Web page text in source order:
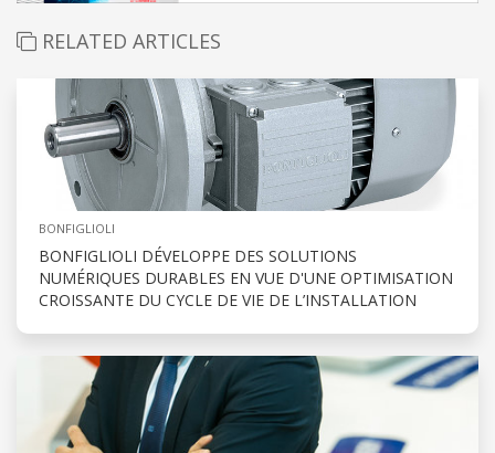
RELATED ARTICLES
BONFIGLIOLI
BONFIGLIOLI DÉVELOPPE DES SOLUTIONS
NUMÉRIQUES DURABLES EN VUE D'UNE OPTIMISATION
CROISSANTE DU CYCLE DE VIE DE L’INSTALLATION